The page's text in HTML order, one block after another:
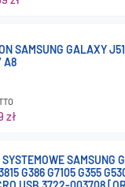
SAMSUNG GALAXY
A8
zł
SAMSUNG
G386 G7105 G355